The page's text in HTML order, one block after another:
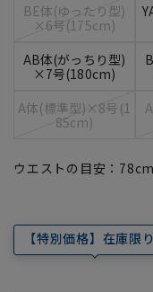
BE体(ゆったり型)
×6号(175cm)
AB体(がっちり型)
×7号(180cm)
A体(標準型)×8号(1
85cm)
ウエストの目安： 78cm
【特別価格】在庫限